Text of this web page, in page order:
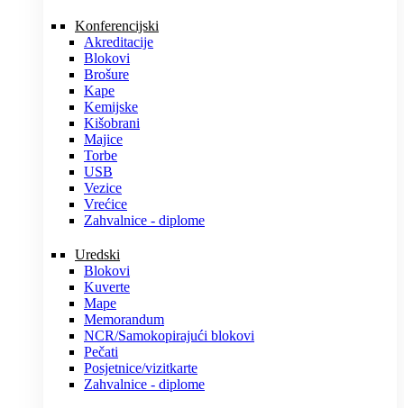
Konferencijski
Akreditacije
Blokovi
Brošure
Kape
Kemijske
Kišobrani
Majice
Torbe
USB
Vezice
Vrećice
Zahvalnice - diplome
Uredski
Blokovi
Kuverte
Mape
Memorandum
NCR/Samokopirajući blokovi
Pečati
Posjetnice/vizitkarte
Zahvalnice - diplome